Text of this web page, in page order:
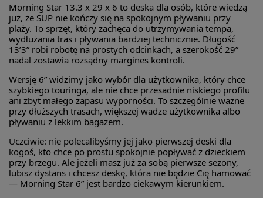
Morning Star 13.3 x 29 x 6 to deska dla osób, które wiedzą
już, że SUP nie kończy się na spokojnym pływaniu przy
plaży. To sprzęt, który zachęca do utrzymywania tempa,
wydłużania tras i pływania bardziej technicznie. Długość
13’3” robi robotę na prostych odcinkach, a szerokość 29”
nadal zostawia rozsądny margines kontroli.
Wersję 6” widzimy jako wybór dla użytkownika, który chce
szybkiego touringa, ale nie chce przesadnie niskiego profilu
ani zbyt małego zapasu wyporności. To szczególnie ważne
przy dłuższych trasach, większej wadze użytkownika albo
pływaniu z lekkim bagażem.
Uczciwie: nie polecalibyśmy jej jako pierwszej deski dla
kogoś, kto chce po prostu spokojnie popływać z dzieckiem
przy brzegu. Ale jeżeli masz już za sobą pierwsze sezony,
lubisz dystans i chcesz deskę, która nie będzie Cię hamować
— Morning Star 6” jest bardzo ciekawym kierunkiem.